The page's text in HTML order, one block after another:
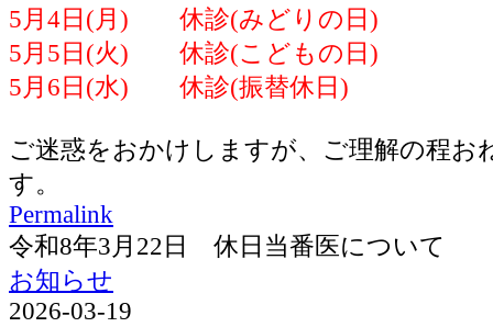
5月4日(月) 休診(みどりの日)
5月5日(火) 休診(こどもの日)
5月6日(水) 休診(振替休日)
ご迷惑をおかけしますが、ご理解の程お
す。
Permalink
令和8年3月22日 休日当番医について
お知らせ
2026-03-19